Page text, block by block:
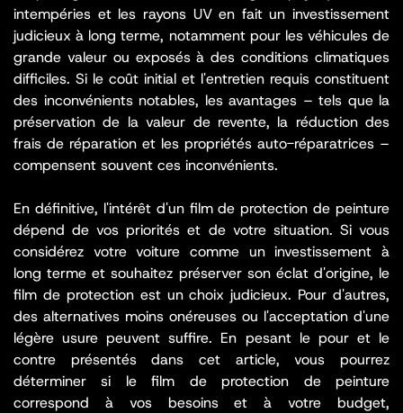
intempéries et les rayons UV en fait un investissement
judicieux à long terme, notamment pour les véhicules de
grande valeur ou exposés à des conditions climatiques
difficiles. Si le coût initial et l'entretien requis constituent
des inconvénients notables, les avantages – tels que la
préservation de la valeur de revente, la réduction des
frais de réparation et les propriétés auto-réparatrices –
compensent souvent ces inconvénients.
En définitive, l'intérêt d'un film de protection de peinture
dépend de vos priorités et de votre situation. Si vous
considérez votre voiture comme un investissement à
long terme et souhaitez préserver son éclat d'origine, le
film de protection est un choix judicieux. Pour d'autres,
des alternatives moins onéreuses ou l'acceptation d'une
légère usure peuvent suffire. En pesant le pour et le
contre présentés dans cet article, vous pourrez
déterminer si le film de protection de peinture
correspond à vos besoins et à votre budget,